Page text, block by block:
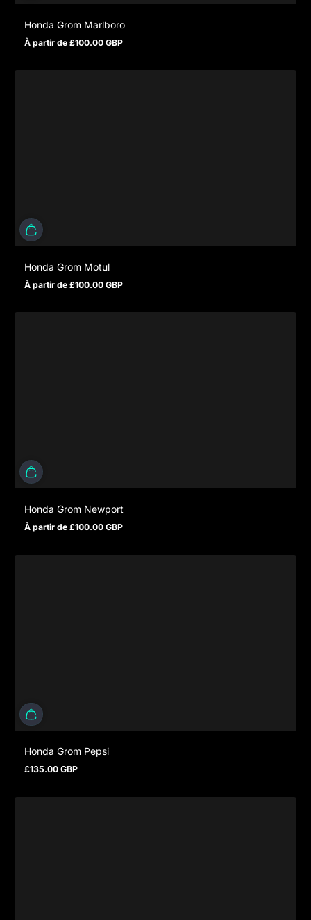
Honda Grom Marlboro
Prix normal
À partir de £100.00 GBP
Honda Grom Motul
Prix normal
À partir de £100.00 GBP
Honda Grom Newport
Prix normal
À partir de £100.00 GBP
Honda Grom Pepsi
Prix normal
£135.00 GBP